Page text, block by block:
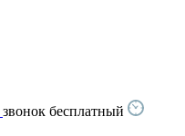
звонок бесплатный